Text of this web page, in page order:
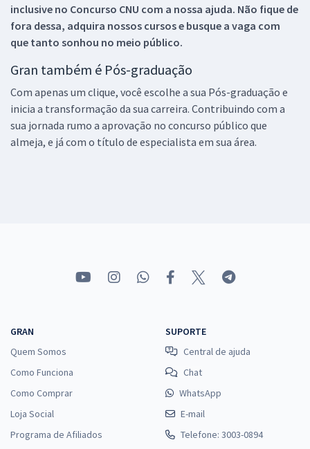
inclusive no Concurso CNU com a nossa ajuda. Não fique de
fora dessa, adquira nossos cursos e busque a vaga com
que tanto sonhou no meio público.
Gran também é Pós-graduação
Com apenas um clique, você escolhe a sua Pós-graduação e
inicia a transformação da sua carreira. Contribuindo com a
sua jornada rumo a aprovação no concurso público que
almeja, e já com o título de especialista em sua área.
GRAN
Quem Somos
Como Funciona
Como Comprar
Loja Social
Programa de Afiliados
SUPORTE
Central de ajuda
Chat
WhatsApp
E-mail
Telefone: 3003-0894